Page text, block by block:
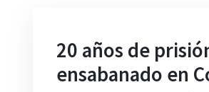
20 años de
ensabanado en